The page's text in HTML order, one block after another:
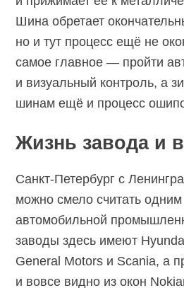
Шина обретает
но и тут процесс ещё не
самое главное — пройти
и визуальный контроль, а
шинам ещё и процесс
Жизнь завода и
Санкт-Петербург с
можно смело считать одним
автомобильной
заводы здесь имеют
General Motors и Scania, а
и вовсе видно из окон